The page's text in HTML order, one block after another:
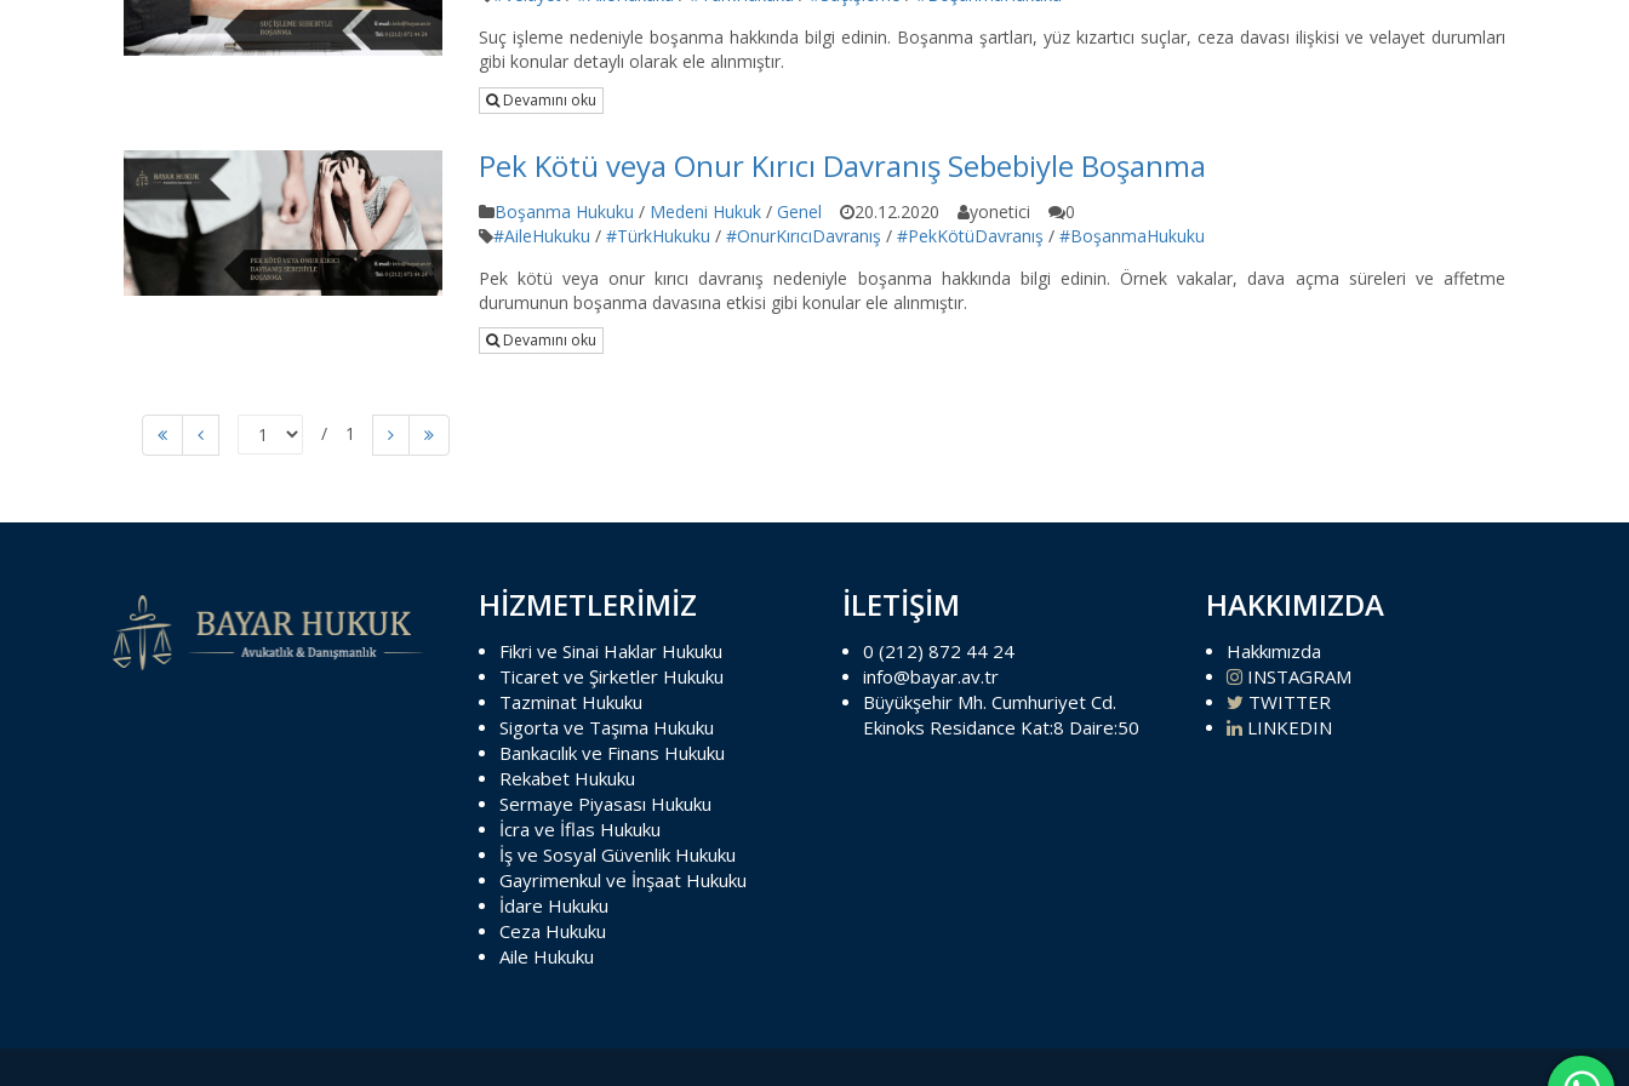
Suç işleme nedeniyle boşanma hakkında bilgi edinin. Boşanma şartları, yüz kızartıcı suçlar, ceza davası ilişkisi ve velayet durumları
gibi konular detaylı olarak ele alınmıştır.
Devamını oku
Pek Kötü veya Onur Kırıcı Davranış Sebebiyle Boşanma
Boşanma Hukuku / Medeni Hukuk/ Genel 20.12.2020 yonetici
0
#AileHukuku / #TürkHukuku / #OnurKırıcıDavranış / #PekKötüDavranış / #BoşanmaHukuku
Pek kötü veya onur kırıcı davranış nedeniyle boşanma hakkında bilgi edinin. Örnek vakalar, dava açma süreleri ve affetme
durumunun boşanma davasına etkisi gibi konular ele alınmıştır.
Devamını oku
1
HİZMETLERİMİZ
Fikri ve Sinai Haklar Hukuku
Ticaret ve Şirketler Hukuku
Tazminat Hukuku
Sigorta ve Taşıma Hukuku
Bankacılık ve Finans Hukuku
Rekabet Hukuku
Sermaye Piyasası Hukuku
İcra ve İflas Hukuku
İş ve Sosyal Güvenlik Hukuku
Gayrimenkul ve İnşaat Hukuku
İdare Hukuku
Ceza Hukuku
Aile Hukuku
İLETİŞİM
0 (212) 872 44 24
info@bayar.av.tr
Büyükşehir Mh. Cumhuriyet Cd.
Ekinoks Residance Kat:8 Daire:50
HAKKIMIZDA
Hakkımızda
INSTAGRAM
TWITTER
LINKEDIN